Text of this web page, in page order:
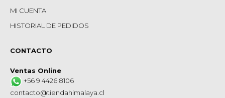
MI CUENTA
HISTORIAL DE PEDIDOS
CONTACTO
Ventas Online
+56 9 4426 8106
contacto@tiendahimalaya.cl